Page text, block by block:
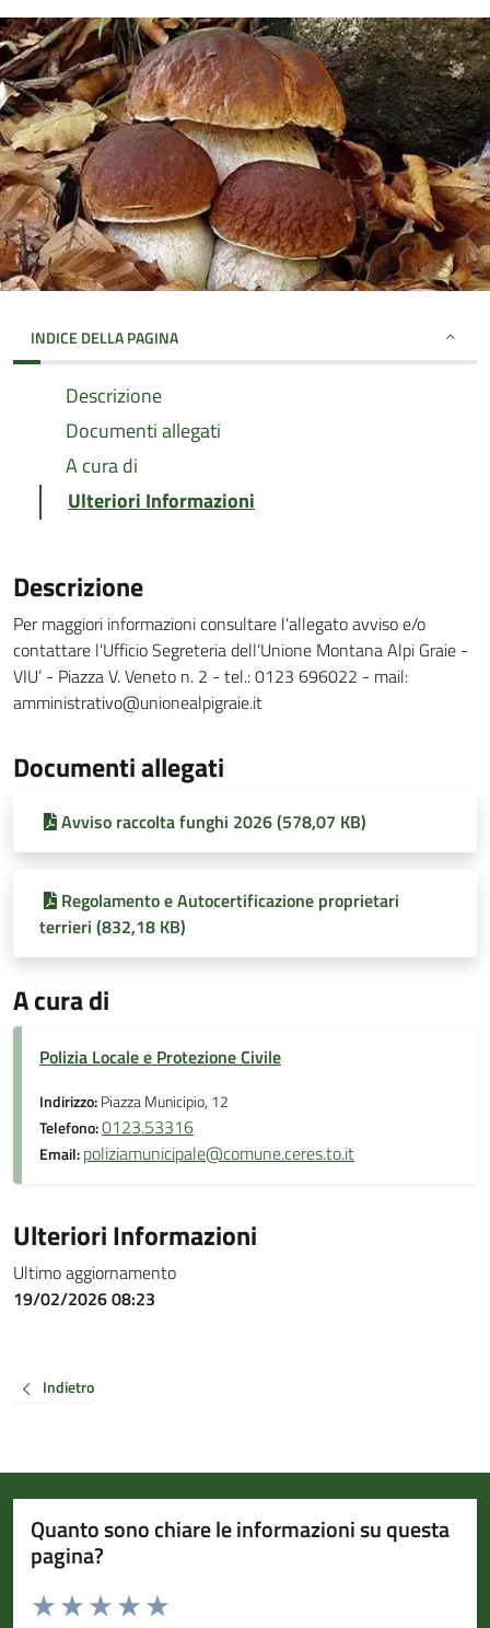
INDICE DELLA PAGINA
Descrizione
Documenti allegati
A cura di
Ulteriori Informazioni
Descrizione
Per maggiori informazioni consultare l'allegato avviso e/o
contattare l’Ufficio Segreteria dell’Unione Montana Alpi Graie -
VIU’ - Piazza V. Veneto n. 2 - tel.: 0123 696022 - mail:
amministrativo@unionealpigraie.it
Documenti allegati
Avviso raccolta funghi 2026 (578,07 KB)
Regolamento e Autocertificazione proprietari
terrieri (832,18 KB)
A cura di
Polizia Locale e Protezione Civile
Indirizzo:Piazza Municipio, 12
Telefono:0123.53316
Email:poliziamunicipale@comune.ceres.to.it
Ulteriori Informazioni
Ultimo aggiornamento
19/02/2026 08:23
Indietro
Quanto sono chiare le informazioni su questa
pagina?
Valuta da 1 a 5 stelle la pagina